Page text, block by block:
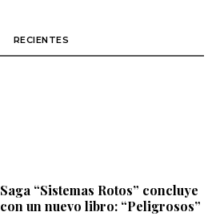
RECIENTES
Saga “Sistemas Rotos” concluye
con un nuevo libro: “Peligrosos”